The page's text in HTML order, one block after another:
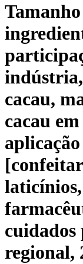
cacau,
cacau
cuidados
regional,